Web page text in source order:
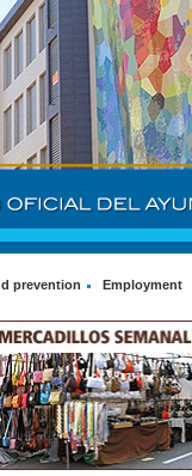
prevention Employment